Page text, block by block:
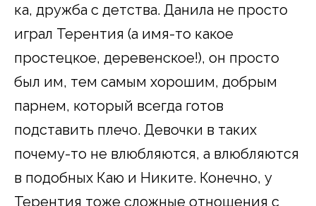
ка, дружба с детства. Данила не просто
играл Терентия (а имя-то какое
простецкое, деревенское!), он просто
был им, тем самым хорошим, добрым
парнем, который всегда готов
подставить плечо. Девочки в таких
почему-то не влюбляются, а влюбляются
в подобных Каю и Никите. Конечно, у
Терентия тоже сложные отношения с